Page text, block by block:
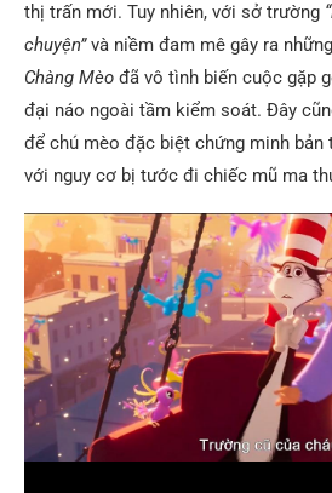
thị trấn mới. Tuy nhiên, với sở trường
chuyện”và niềm đam mê gây ra
Chàng Mèo đã vô tình biến cuộc gặp
đại náo ngoài tầm kiểm soát. Đây
để chú mèo đặc biệt chứng minh
với nguy cơ bị tước đi chiếc mũ ma